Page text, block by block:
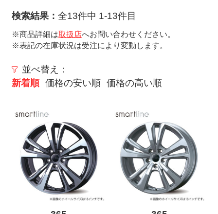
検索結果： 全13件中 1-13件目
※商品詳細は取扱店へお問い合わせください。
※表記の在庫状況は受注により変動します。
並べ替え：
新着順 価格の安い順 価格の高い順
く